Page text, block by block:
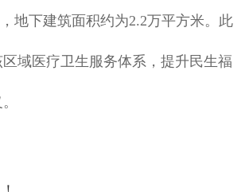
地下建筑面积约为2.2万平方米。此
域医疗卫生服务体系，提升民生福